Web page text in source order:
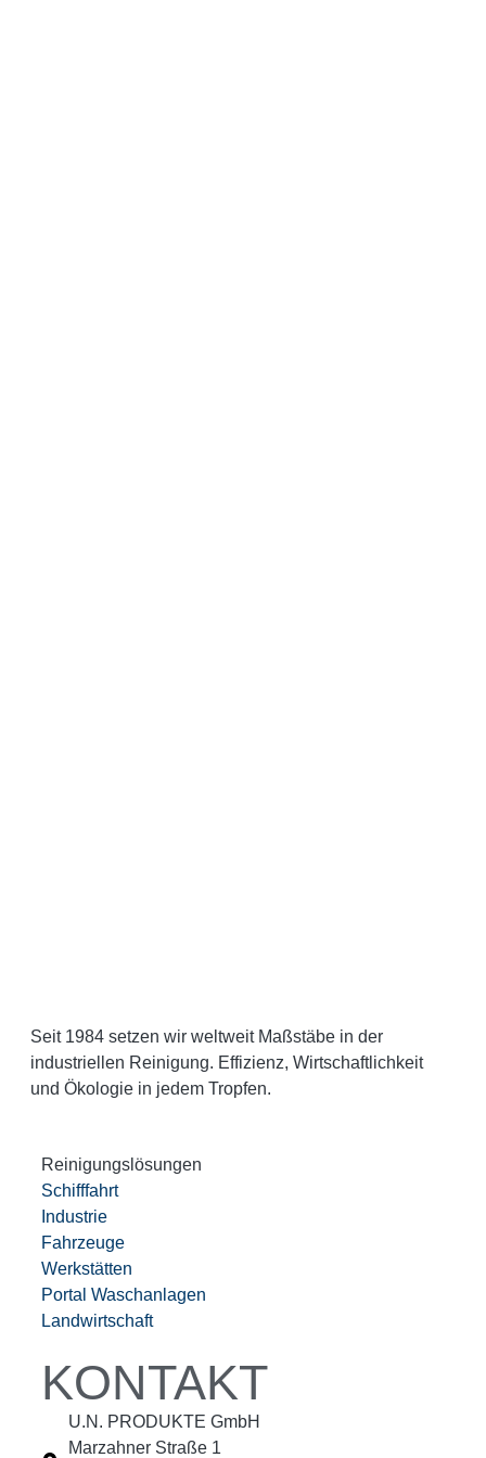
Seit 1984 setzen wir weltweit Maßstäbe in der
industriellen Reinigung. Effizienz, Wirtschaftlichkeit
und Ökologie in jedem Tropfen.
Reinigungslösungen
Schifffahrt
Industrie
Fahrzeuge
Werkstätten
Portal Waschanlagen
Landwirtschaft
KONTAKT
U.N. PRODUKTE GmbH
Marzahner Straße 1